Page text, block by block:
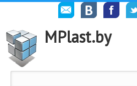
MPlast.by